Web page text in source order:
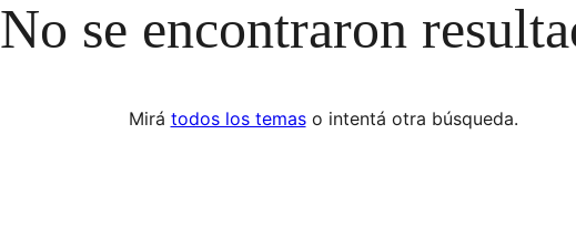
No se encontraron
Mirá todos los temaso intentá otra búsqueda.